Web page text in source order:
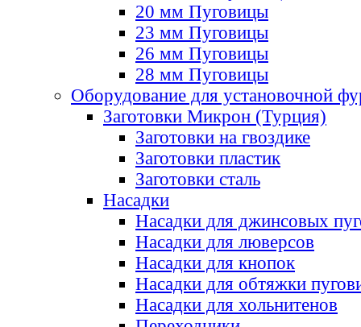
20 мм Пуговицы
23 мм Пуговицы
26 мм Пуговицы
28 мм Пуговицы
Оборудование для установочной
Заготовки Микрон (Турция)
Заготовки на гвоздике
Заготовки пластик
Заготовки сталь
Насадки
Насадки для джинсовых
Насадки для люверсов
Насадки для кнопок
Насадки для обтяжки
Насадки для хольнитенов